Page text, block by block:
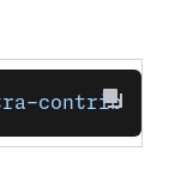
contrib